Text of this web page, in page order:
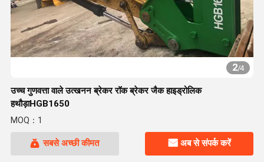
2/4
उच्च गुणवत्ता वाले उत्खनन ब्रेकर रॉक ब्रेकर जैक हाइड्रोलिक
हथौड़ाHGB1650
MOQ：1
सबसे अच्छी कीमत अब से संपर्क करें